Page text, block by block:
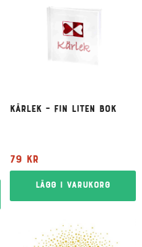
Kärlek – fin liten bok
79 kr
Lägg i varukorg